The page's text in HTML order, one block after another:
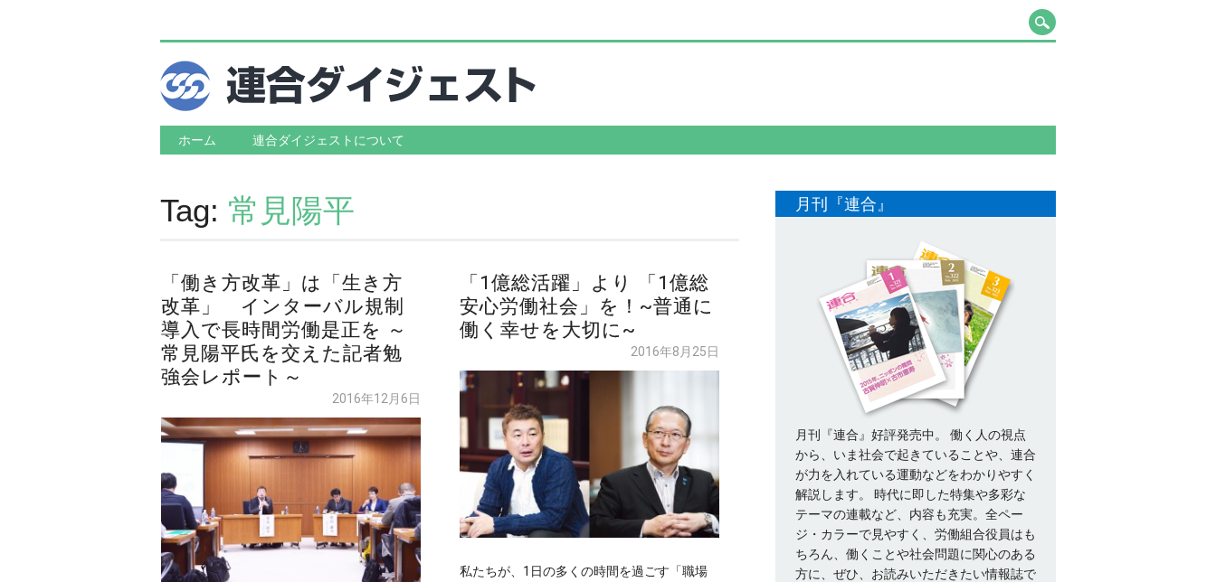
Main menu
Skip to content
ホーム 連合ダイジェストについて
Tag: 常見陽平
「働き方改革」は「生き方
改革」 インターバル規制
導入で長時間労働是正を ～
常見陽平氏を交えた記者勉
強会レポート～
2016年12月6日
「1億総活躍」より 「1億総
安心労働社会」を！~普通に
働く幸せを大切に~
2016年8月25日
私たちが、1日の多くの時間を過ごす「職場
月刊『連合』
月刊『連合』好評発売中。 働く人の視点
から、いま社会で起きていることや、連合
が力を入れている運動などをわかりやすく
解説します。 時代に即した特集や多彩な
テーマの連載など、内容も充実。全ペー
ジ・カラーで見やすく、労働組合役員はも
ちろん、働くことや社会問題に関心のある
方に、ぜひ、お読みいただきたい情報誌で